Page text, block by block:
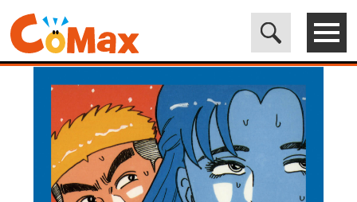
電子書籍マンガ CoMax(コマックス)公式サイト - 株式会社ICE>
LEGEND> [正しい性聖書] 形式結婚 (14) SM天国